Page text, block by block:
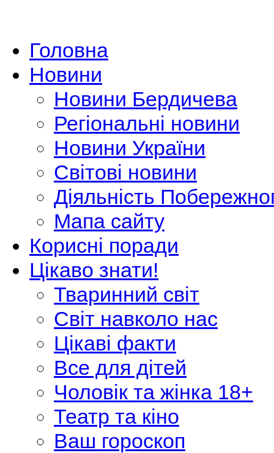
Головна
Новини
Новини Бердичева
Регіональні новини
Новини України
Світові новини
Діяльність
Мапа сайту
Корисні поради
Цікаво знати!
Тваринний світ
Світ навколо нас
Цікаві факти
Все для дітей
Чоловік та жінка 18+
Театр та кіно
Ваш гороскоп